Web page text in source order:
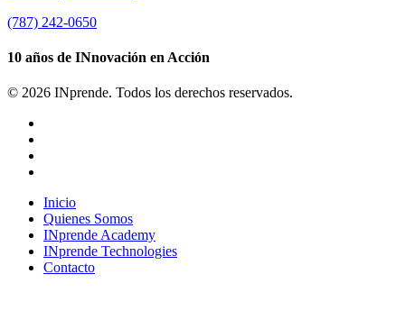
(787) 242-0650
10 años de INnovación en Acción
© 2026 INprende. Todos los derechos reservados.
Close
Menu
Inicio
Quienes Somos
INprende Academy
INprende Technologies
Contacto